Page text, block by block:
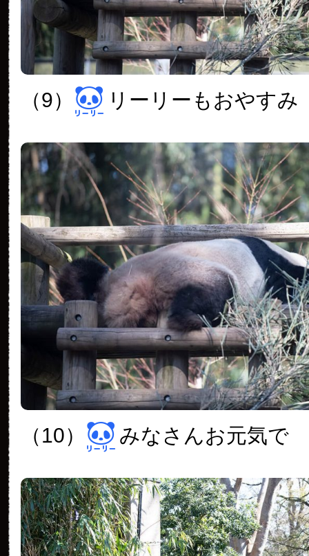
（9） リーリーもおやすみ
（10） みなさんお元気で